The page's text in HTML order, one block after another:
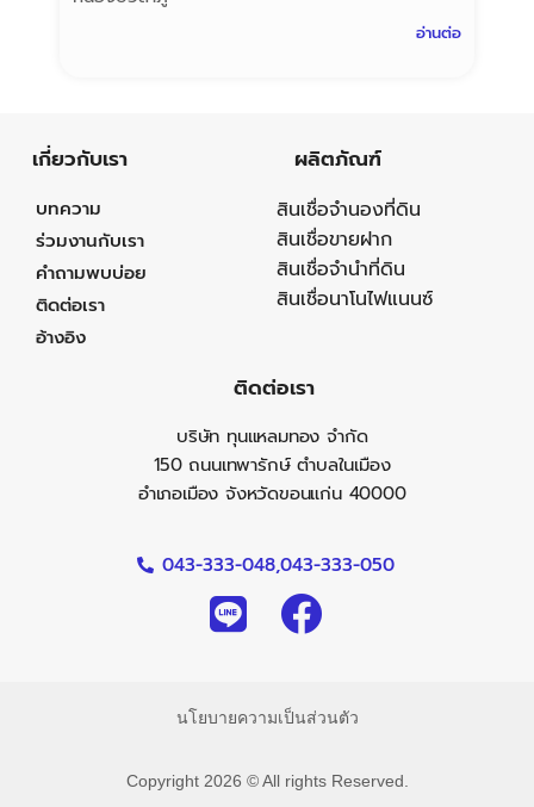
อ่านต่อ
เกี่ยวกับเรา
บทความ
ร่วมงานกับเรา
คำถามพบบ่อย
ติดต่อเรา
อ้างอิง
ผลิตภัณฑ์
สินเชื่อจำนองที่ดิน
สินเชื่อขายฝาก
สินเชื่อจำนำที่ดิน
สินเชื่อนาโนไฟแนนซ์
ติดต่อเรา
บริษัท ทุนแหลมทอง จำกัด
150 ถนนเทพารักษ์ ตำบลในเมือง
อำเภอเมือง จังหวัดขอนแก่น 40000
043-333-048,043-333-050
นโยบายความเป็นส่วนตัว
Copyright 2026 © All rights Reserved.